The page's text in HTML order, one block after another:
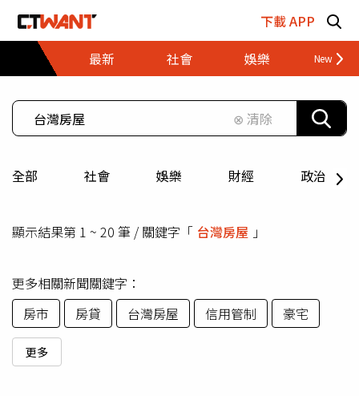
下載 APP
最新
社會 娛樂 財經
⊗ 清除
全部 社會 娛樂 財經 政治
顯示結果第 1 ~ 20 筆 / 關鍵字「 台灣房屋 」
更多相關新聞關鍵字：
房市
房貸 台灣房屋 信用管制 豪宅
更多